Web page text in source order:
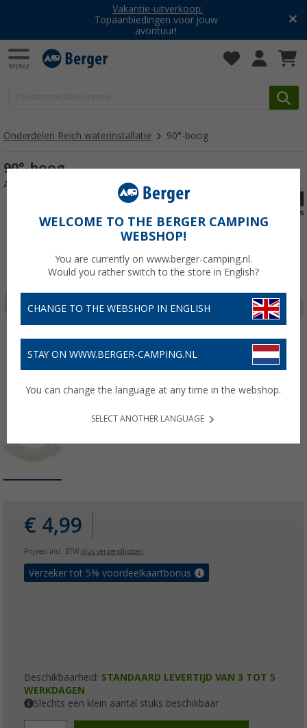
Vakantie-uitverkoop:
Topaanbiedingen voor jouw
avontuur!
Onderdelen Reich waterinstallatie 90°-boog
90°-boog
Artikelnr: 116623
€ 4,99
Prijzen incl. BTW plus verzendkosten
Verzeker tot 5% voordeelkaartbonus
Beschikbaarheid: STANDAARD LEVERTIJD VAN 3 TOT 5
WERKDAGEN
Slechts een klein aantal stuks beschikbaar
WELCOME TO THE BERGER CAMPING
WEBSHOP!
You are currently on www.berger-camping.nl.
Would you rather switch to the store in English?
CHANGE TO THE WEBSHOP IN ENGLISH
STAY ON WWW.BERGER-CAMPING.NL
You can change the language at any time in the webshop.
SELECT ANOTHER LANGUAGE